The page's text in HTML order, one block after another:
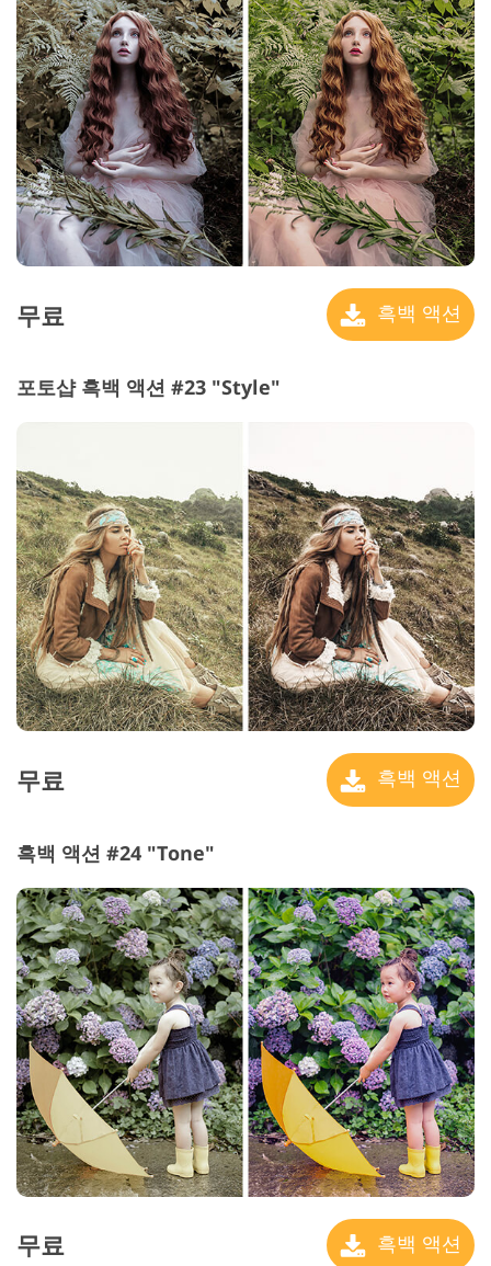
무료 흑백 액션
포토샵 흑백 액션 #23 "Style"
무료 흑백 액션
흑백 액션 #24 "Tone"
무료 흑백 액션